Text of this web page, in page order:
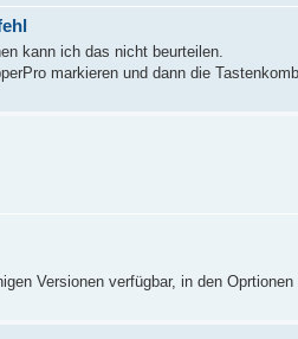
kann ich das nicht beurteilen.
markieren und dann die
Versionen verfügbar, in den